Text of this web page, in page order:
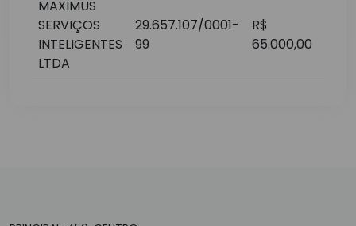
MAXIMUS
SERVIÇOS
INTELIGENTES
LTDA
29.657.107/0001-
99
R$
65.000,00